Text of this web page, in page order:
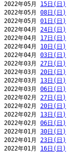
2022年05月 15日(日)
2022年05月 08日(日)
2022年05月 01日(日)
2022年04月 24日(日)
2022年04月 17日(日)
2022年04月 10日(日)
2022年04月 03日(日)
2022年03月 27日(日)
2022年03月 20日(日)
2022年03月 13日(日)
2022年03月 06日(日)
2022年02月 27日(日)
2022年02月 20日(日)
2022年02月 13日(日)
2022年02月 06日(日)
2022年01月 30日(日)
2022年01月 23日(日)
2022年01月 16日(日)